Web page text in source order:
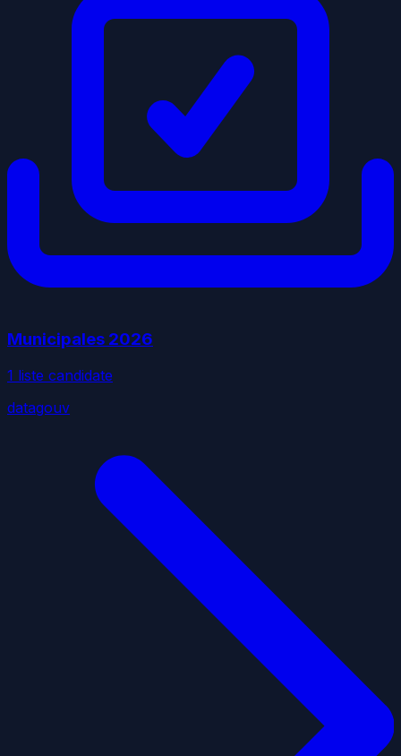
Municipales 2026
1 liste candidate
datagouv